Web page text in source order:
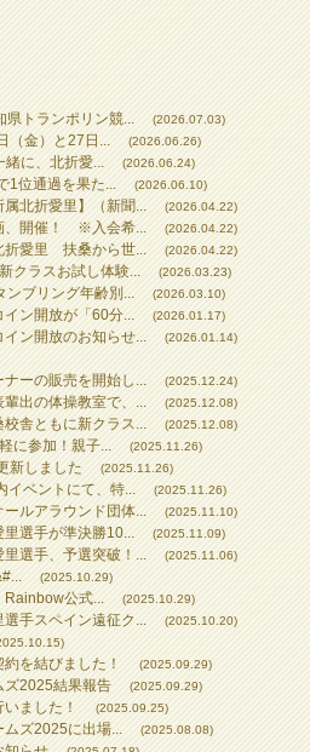
県トランポリン競... (2026.07.03)
（金）と27日... (2026.06.26)
に、北折愛... (2026.06.24)
1位通過を果た... (2026.06.10)
北折愛里】（新聞... (2026.04.22)
、開催！ ※入会希... (2026.04.22)
折愛里 扶桑から世... (2026.04.22)
クラスお試し体験... (2026.03.23)
ンブリング年齢別... (2026.03.10)
ン開放が「60分... (2026.01.17)
ン開放のお知らせ... (2026.01.14)
ーの販売を開始し... (2025.12.24)
出の体操教室で、... (2025.12.08)
舎ともに新クラス... (2025.12.08)
に参加！親子... (2025.11.26)
新しました (2025.11.26)
イベントにて、特... (2025.11.26)
ルアラウンド団体... (2025.11.10)
選手が準決勝10... (2025.11.09)
選手、予選突破！... (2025.11.06)
(2025.10.29)
Rainbow公式... (2025.10.29)
手スペイン遠征ク... (2025.10.20)
を結びました！ (2025.09.29)
ズ2025結果報告 (2025.09.29)
いました！ (2025.09.25)
ズ2025に出場... (2025.08.08)